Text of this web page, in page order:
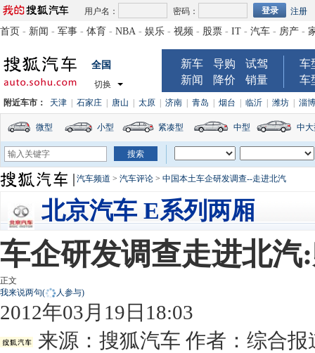
用户名： 密码： 注册
首页 - 新闻 - 军事 - 体育 - NBA - 娱乐 - 视频 - 股票 - IT - 汽车 - 房产 -
全国
切换
新车 导购
试驾
新闻
降价 销量
车
车
附近车市： 天津 石家庄 唐山 太原 济南 青岛 烟台 临沂 潍坊 淄博
微型 小型 紧凑型 中型 中
汽车频道 > 汽车评论 > 中国本土车企研发调查--走进北汽
北京汽车 E系列两厢
车企研发调查走进北
正文
我来说两句( 人参与)
2012年03月19日18:03
来源： 搜狐汽车 作者：综合报